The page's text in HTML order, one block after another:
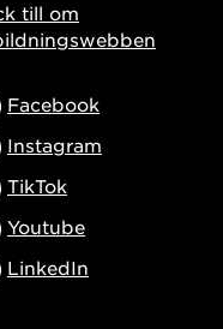
till om
Facebook
Instagram
TikTok
Youtube
LinkedIn